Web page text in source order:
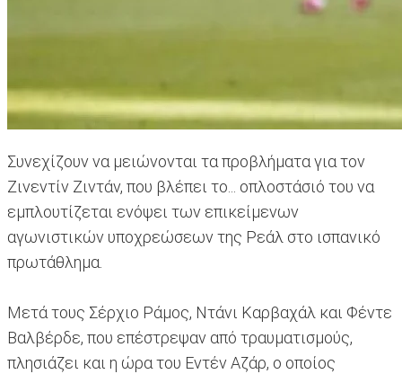
Συνεχίζουν να μειώνονται τα προβλήματα για τον
Ζινεντίν Ζιντάν, που βλέπει το... οπλοστάσιό του να
εμπλουτίζεται ενόψει των επικείμενων
αγωνιστικών υποχρεώσεων της Ρεάλ στο ισπανικό
πρωτάθλημα.
Μετά τους Σέρχιο Ράμος, Ντάνι Καρβαχάλ και Φέντε
Βαλβέρδε, που επέστρεψαν από τραυματισμούς,
πλησιάζει και η ώρα του Εντέν Αζάρ, ο οποίος